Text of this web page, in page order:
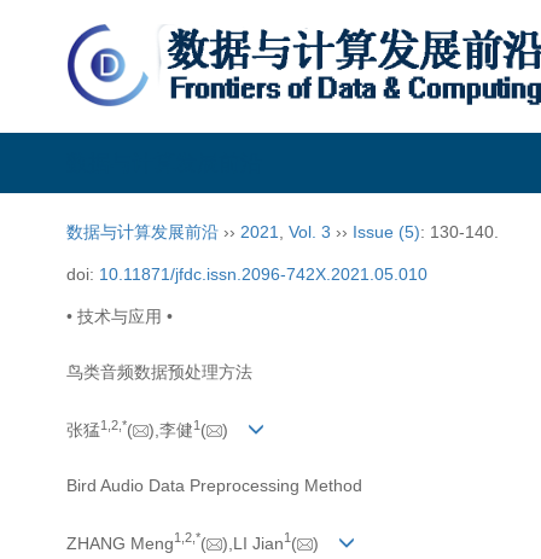
数据与计算发展前沿 ›› 2021 Vol. 3 ›› Issue (5): 130-140.
doi: 10.11871/jfdc.issn.2096-742X.2021.05.010
• 技术与应用 •
鸟类音频数据预处理方法
张猛1, 2, *( ),李健1 ( )
Bird Audio Data Preprocessing Method
ZHANG Meng1, 2, *( ),LI Jian1 ( )